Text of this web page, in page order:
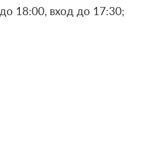
18:00, вход до 17:30;